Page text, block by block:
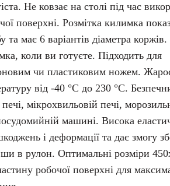
Не ковзає на столі під час
поверхні. Розмітка килимка
має 6 варіантів діаметра коржів.
коли ви готуєте. Підходить для
чи пластиковим ножем.
від -40 °C до 230 °C.
мікрохвильовій печі,
машині. Висока
і деформації та дає змогу
в рулон. Оптимальні розміри
робочої поверхні для